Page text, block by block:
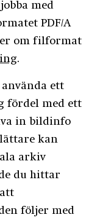
med
PDF/A
om filformat
.
ett
fördel med ett
in bildinfo
kan
arkiv
du hittar
följer med